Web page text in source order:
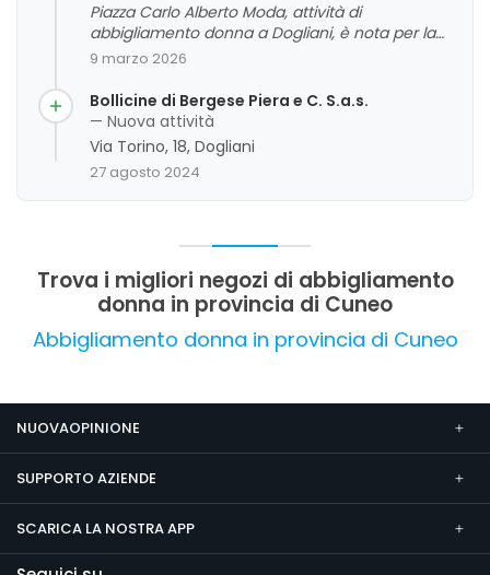
Piazza Carlo Alberto Moda, attività di
abbigliamento donna a Dogliani, è nota per la
cortesia e disponibilità del personale, nonché
clientela apprezza particolarmente la varietà di
vestiti adatti a diverse occasioni e i prezzi
competitivi. La valutazione complessiva è molto
positiva, con commenti entusiastici sulla
professionalità e l'attenzione al cliente, anche se
9 marzo 2026
Bollicine di Bergese Piera e C. S.a.s.
— Nuova attività
Via Torino, 18, Dogliani
27 agosto 2024
Trova i migliori negozi di abbigliamento
donna in provincia di Cuneo
Abbigliamento donna in provincia di Cuneo
NUOVAOPINIONE
SUPPORTO AZIENDE
SCARICA LA NOSTRA APP